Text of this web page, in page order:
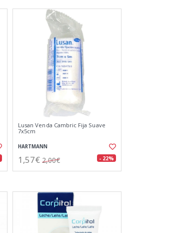
Lusan Venda Cambric Fija Suave
7x5cm
HARTMANN
1,57€ 2,00€ - 22%